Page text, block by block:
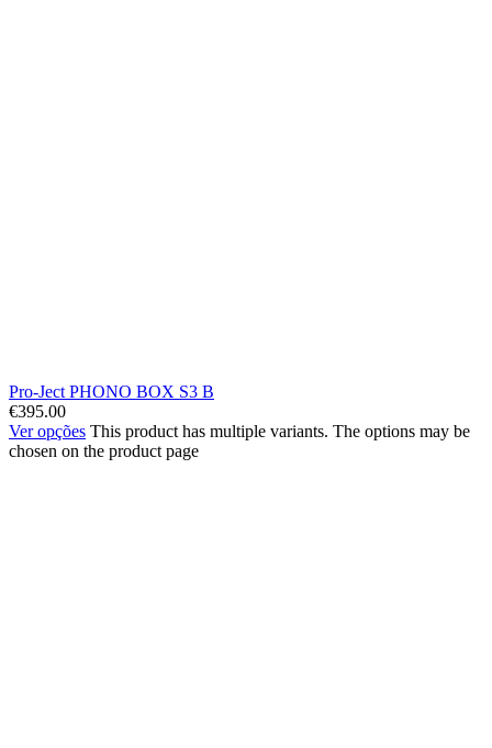
Pro-Ject PHONO BOX S3 B
€395.00
Ver opções This product has multiple variants. The options may be
chosen on the product page